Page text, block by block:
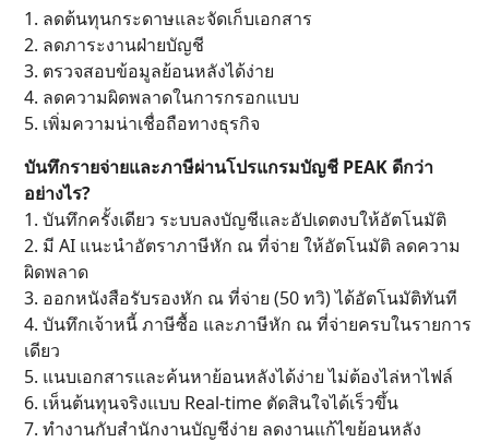
1. ลดต้นทุนกระดาษและจัดเก็บเอกสาร
2. ลดภาระงานฝ่ายบัญชี
3. ตรวจสอบข้อมูลย้อนหลังได้ง่าย
4. ลดความผิดพลาดในการกรอกแบบ
5. เพิ่มความน่าเชื่อถือทางธุรกิจ
บันทึกรายจ่ายและภาษีผ่านโปรแกรมบัญชี PEAK ดีกว่า
อย่างไร?
1. บันทึกครั้งเดียว ระบบลงบัญชีและอัปเดตงบให้อัตโนมัติ
2. มี AI แนะนำอัตราภาษีหัก ณ ที่จ่าย ให้อัตโนมัติ ลดความ
ผิดพลาด
3. ออกหนังสือรับรองหัก ณ ที่จ่าย (50 ทวิ) ได้อัตโนมัติทันที
4. บันทึกเจ้าหนี้ ภาษีซื้อ และภาษีหัก ณ ที่จ่ายครบในรายการ
เดียว
5. แนบเอกสารและค้นหาย้อนหลังได้ง่าย ไม่ต้องไล่หาไฟล์
6. เห็นต้นทุนจริงแบบ Real-time ตัดสินใจได้เร็วขึ้น
7. ทำงานกับสำนักงานบัญชีง่าย ลดงานแก้ไขย้อนหลัง